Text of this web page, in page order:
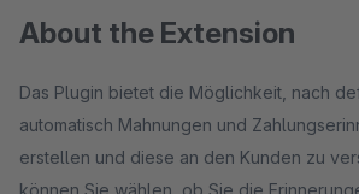
About the Extension
​Das Plugin bietet die Möglichkeit, nach
automatisch Mahnungen und
erstellen und diese an den Kunden zu
können Sie wählen, ob Sie die